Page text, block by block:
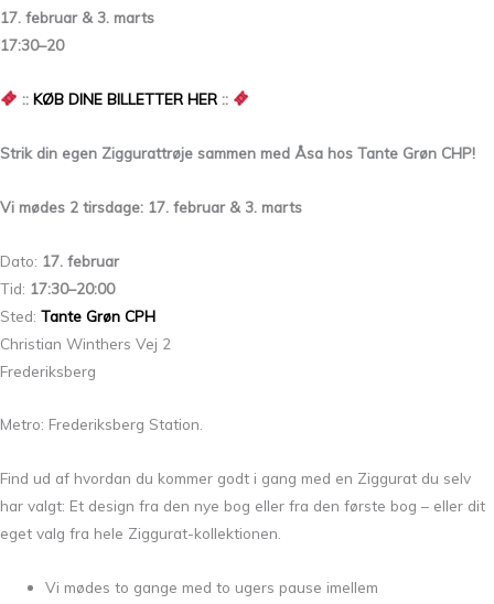
17. februar & 3. marts
17:30–20
:: KØB DINE BILLETTER HER::
Strik din egen Ziggurattrøje sammen med Åsa hos Tante Grøn CHP!
Vi mødes 2 tirsdage: 17. februar & 3. marts
Dato: 17. februar
Tid: 17:30–20:00
Sted: Tante Grøn CPH
Christian Winthers Vej 2
Frederiksberg
Metro: Frederiksberg Station.
Find ud af hvordan du kommer godt i gang med en Ziggurat du selv
har valgt: Et design fra den nye bog eller fra den første bog – eller dit
eget valg fra hele Ziggurat-kollektionen.
Vi mødes to gange med to ugers pause imellem